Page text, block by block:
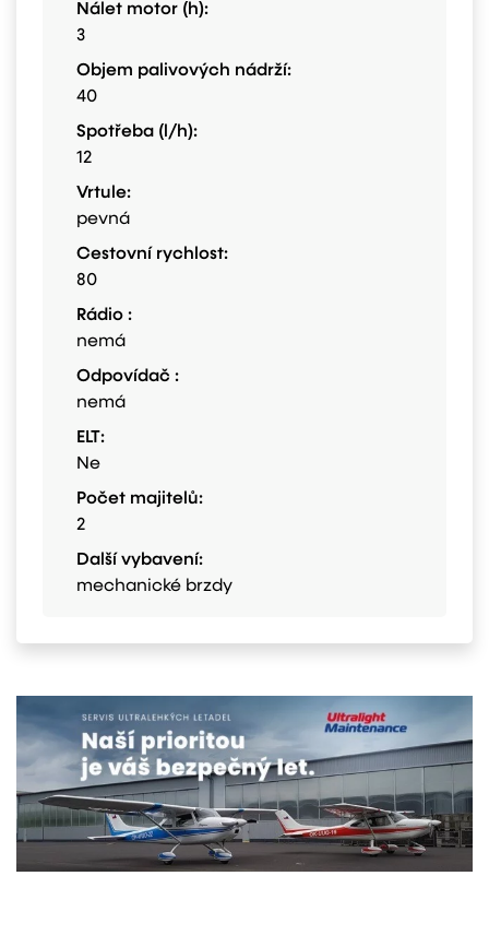
Nálet motor (h):
3
Objem palivových nádrží:
40
Spotřeba (l/h):
12
Vrtule:
pevná
Cestovní rychlost:
80
Rádio :
nemá
Odpovídač :
nemá
ELT:
Ne
Počet majitelů:
2
Další vybavení:
mechanické brzdy